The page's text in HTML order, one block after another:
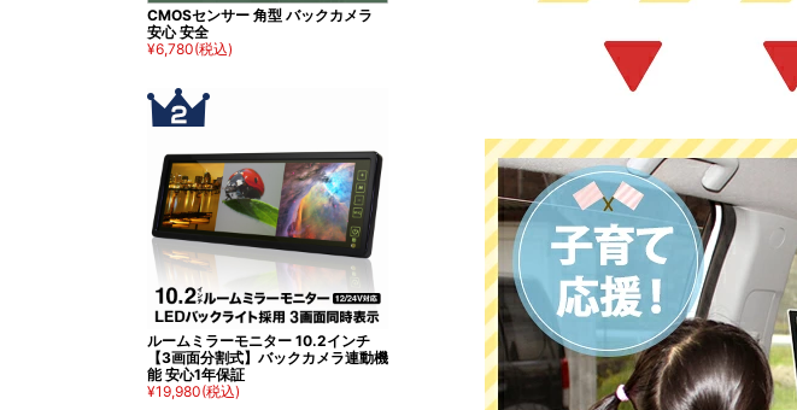
CMOSセンサー 角型 バックカメラ
安心 安全
¥6,780(税込)
ルームミラーモニター 10.2インチ
【3画面分割式】バックカメラ連動機
能 安心1年保証
¥19,980(税込)